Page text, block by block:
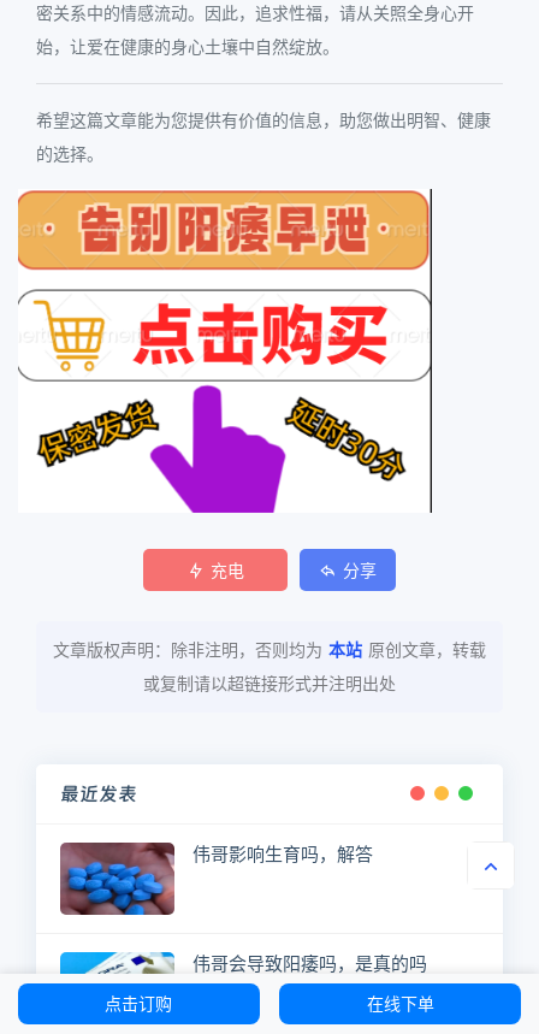
密关系中的情感流动。因此，追求性福，请从关照全身心开
始，让爱在健康的身心土壤中自然绽放。
希望这篇文章能为您提供有价值的信息，助您做出明智、健康
的选择。
充电 分享
文章版权声明：除非注明，否则均为 本站 原创文章，转载
或复制请以超链接形式并注明出处
最近发表
伟哥影响生育吗，解答
伟哥会导致阳痿吗，是真的吗
点击订购 在线下单